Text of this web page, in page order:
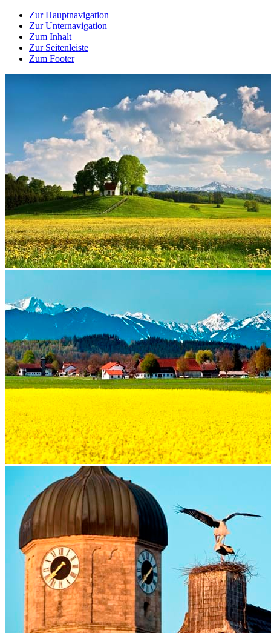
Zur Hauptnavigation
Zur Unternavigation
Zum Inhalt
Zur Seitenleiste
Zum Footer